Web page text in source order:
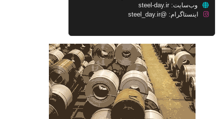
وب‌سایت: steel-day.ir
اینستاگرام: @steel_day.ir